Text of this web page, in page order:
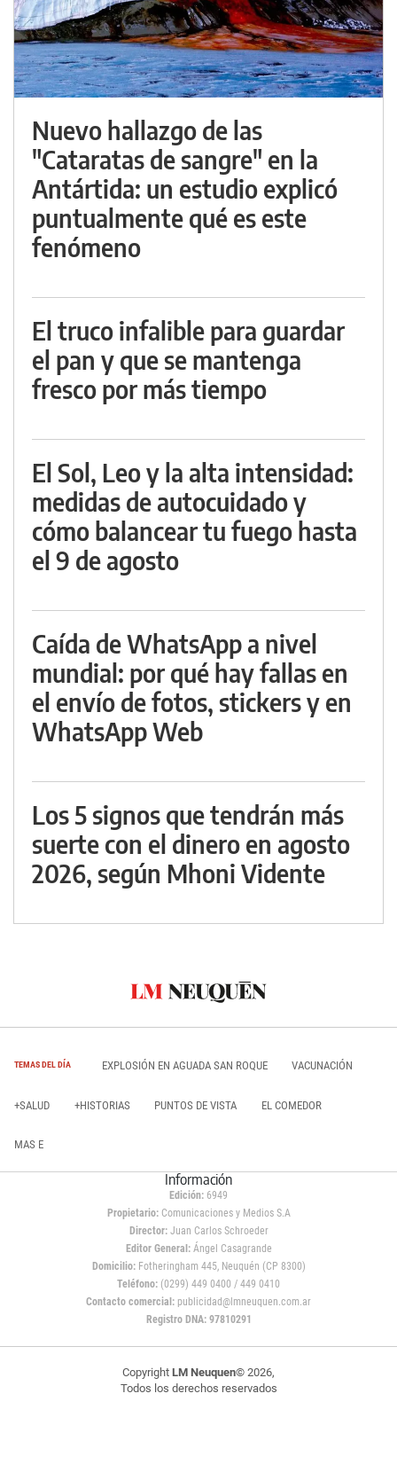
Nuevo hallazgo de las
"Cataratas de sangre" en la
Antártida: un estudio explicó
puntualmente qué es este
fenómeno
El truco infalible para guardar
el pan y que se mantenga
fresco por más tiempo
El Sol, Leo y la alta intensidad:
medidas de autocuidado y
cómo balancear tu fuego hasta
el 9 de agosto
Caída de WhatsApp a nivel
mundial: por qué hay fallas en
el envío de fotos, stickers y en
WhatsApp Web
Los 5 signos que tendrán más
suerte con el dinero en agosto
2026, según Mhoni Vidente
TEMAS DEL DÍA EXPLOSIÓN EN AGUADA SAN ROQUE VACUNACIÓN
+SALUD +HISTORIAS PUNTOS DE VISTA EL COMEDOR
MAS E
Información
Edición: 6949
Propietario:Comunicaciones y Medios S.A
Director: Juan Carlos Schroeder
Editor General:Ángel Casagrande
Domicilio:Fotheringham 445, Neuquén (CP 8300)
Teléfono: (0299) 449 0400 / 449 0410
Contacto comercial: publicidad@lmneuquen.com.ar
Registro DNA: 97810291
Copyright LM Neuquen© 2026,
Todos los derechos reservados